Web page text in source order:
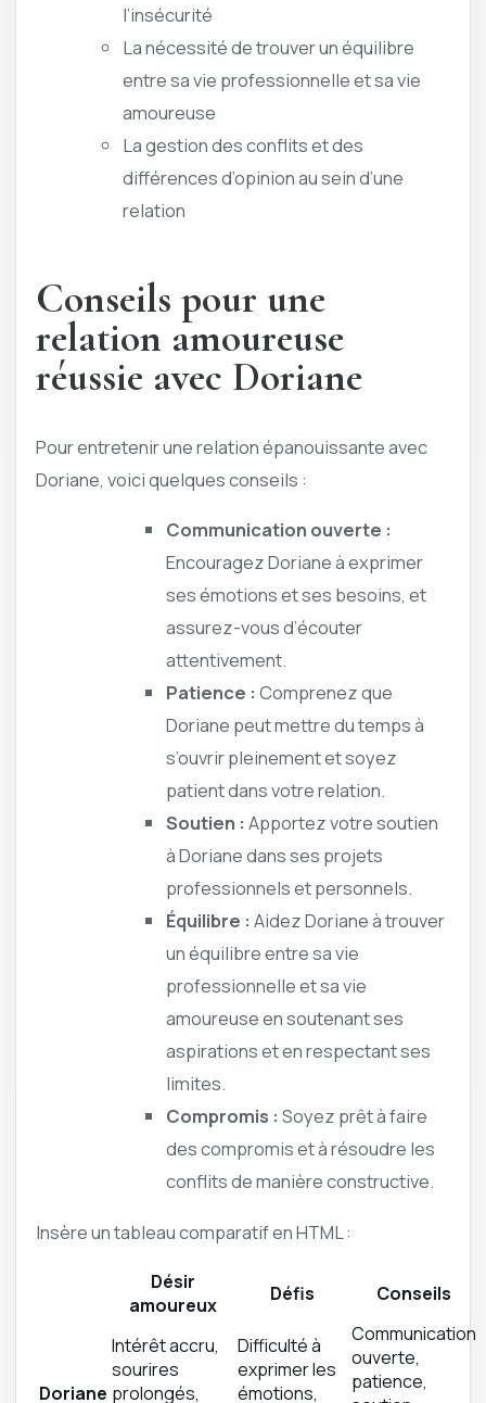
l’insécurité
La nécessité de trouver un équilibre
entre sa vie professionnelle et sa vie
amoureuse
La gestion des conflits et des
différences d’opinion au sein d’une
relation
Conseils pour une
relation amoureuse
réussie avec Doriane
Pour entretenir une relation épanouissante avec
Doriane, voici quelques conseils :
Communication ouverte :
Encouragez Doriane à exprimer
ses émotions et ses besoins, et
assurez-vous d’écouter
attentivement.
Patience : Comprenez que
Doriane peut mettre du temps à
s’ouvrir pleinement et soyez
patient dans votre relation.
Soutien : Apportez votre soutien
à Doriane dans ses projets
professionnels et personnels.
Équilibre : Aidez Doriane à trouver
un équilibre entre sa vie
professionnelle et sa vie
amoureuse en soutenant ses
aspirations et en respectant ses
limites.
Compromis : Soyez prêt à faire
des compromis et à résoudre les
conflits de manière constructive.
Insère un tableau comparatif en HTML :
Désir
amoureux
Défis Conseils
Doriane
Intérêt accru,
sourires
prolongés,
Difficulté à
exprimer les
émotions,
Communication
ouverte,
patience,